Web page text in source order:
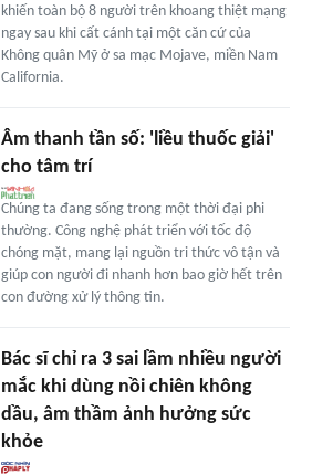
khiến toàn bộ 8 người trên khoang thiệt mạng
ngay sau khi cất cánh tại một căn cứ của
Không quân Mỹ ở sa mạc Mojave, miền Nam
California.
Âm thanh tần số: 'liều thuốc giải'
cho tâm trí
Chúng ta đang sống trong một thời đại phi
thường. Công nghệ phát triển với tốc độ
chóng mặt, mang lại nguồn tri thức vô tận và
giúp con người đi nhanh hơn bao giờ hết trên
con đường xử lý thông tin.
Bác sĩ chỉ ra 3 sai lầm nhiều người
mắc khi dùng nồi chiên không
dầu, âm thầm ảnh hưởng sức
khỏe